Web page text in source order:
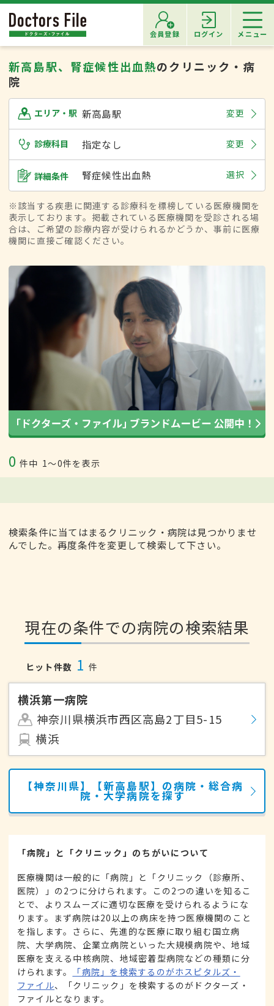
会員登録 ログイン メニュー
新高島駅、腎症候性出血熱のクリニック・病
院
エリア・駅 新高島駅 変更
診療科目 指定なし 変更
詳細条件 腎症候性出血熱 選択
※該当する疾患に関連する診療科を標榜している医療機関を
表示しております。掲載されている医療機関を受診される場
合は、ご希望の診療内容が受けられるかどうか、事前に医療
機関に直接ご確認ください。
0 件中 1〜0件を表示
検索条件に当てはまるクリニック・病院は見つかりませ
んでした。再度条件を変更して検索して下さい。
現在の条件での病院の検索結果
ヒット件数 1 件
横浜第一病院
神奈川県横浜市西区高島2丁目5-15
横浜
【神奈川県】【新高島駅】の病院・総合病
院・大学病院を探す
「病院」と「クリニック」のちがいについて
医療機関は一般的に「病院」と「クリニック（診療所、
医院）」の2つに分けられます。この2つの違いを知るこ
とで、よりスムーズに適切な医療を受けられるようにな
ります。まず病院は20以上の病床を持つ医療機関のこと
を指します。さらに、先進的な医療に取り組む国立病
院、大学病院、企業立病院といった大規模病院や、地域
医療を支える中核病院、地域密着型病院などの種類に分
けられます。
「病院」を検索するのがホスピタルズ・
ファイル、「クリニック」を検索するのがドクターズ・
ファイルとなります。